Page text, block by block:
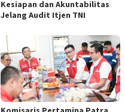
Kesiapan dan Akuntabilitas
Jelang Audit Itjen TNI